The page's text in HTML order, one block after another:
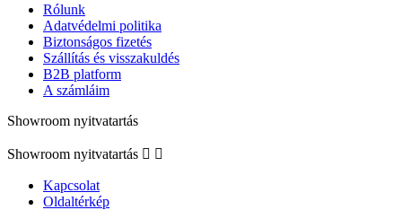
Rólunk
Adatvédelmi politika
Biztonságos fizetés
Szállítás és visszakuldés
B2B platform
A számláim
Showroom nyitvatartás
Showroom nyitvatartás  
Kapcsolat
Oldaltérkép